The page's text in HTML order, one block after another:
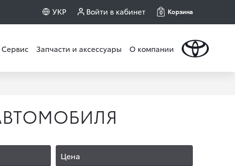
УКР Войти в кабинет 0 Корзина
Сервис Запчасти и аксессуары О компании
Цена